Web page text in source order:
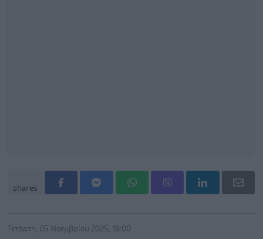
shares
Τετάρτη, 05 Νοεμβρίου 2025, 18:00